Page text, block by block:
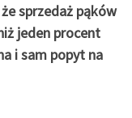
sprzedaż pąków
jeden procent
i sam popyt na